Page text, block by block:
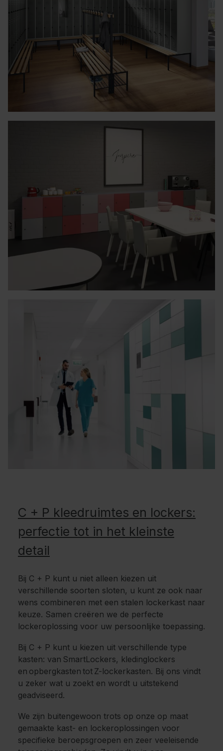
C + P kleedruimtes en lockers:
perfectie tot in het kleinste
detail
Bij C + P kunt u niet alleen kiezen uit
verschillende soorten sloten, u kunt ze ook naar
wens combineren met een stalen lockerkast naar
keuze. Samen creëren we de perfecte
lockeroplossing voor uw persoonlijke toepassing.
Bij C + P kunt u kiezen uit verschillende type
kasten: van SmartLockers, kledinglockers
en opbergkasten tot Z-lockerkasten. Bij ons vindt
u zeker wat u zoekt en wordt u uitstekend
geadviseerd.
We zijn buitengewoon trots op onze op maat
gemaakte kast- en lockeroplossingen voor
specifieke beroepsgroepen en zeer veeleisende